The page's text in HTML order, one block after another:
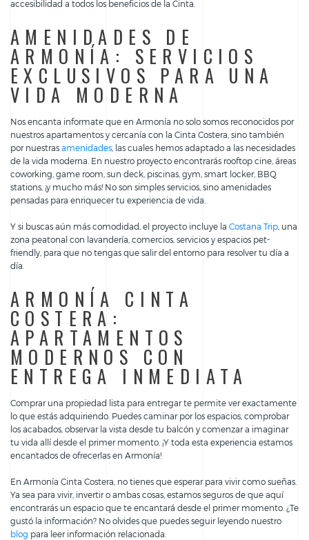
accesibilidad a todos los beneficios de la Cinta.
AMENIDADES DE
ARMONÍA: SERVICIOS
EXCLUSIVOS PARA UNA
VIDA MODERNA
Nos encanta informate que en Armonía no solo somos reconocidos por
nuestros apartamentos y cercanía con la Cinta Costera, sino también
por nuestras amenidades , las cuales hemos adaptado a las necesidades
de la vida moderna. En nuestro proyecto encontrarás rooftop cine, áreas
coworking, game room, sun deck, piscinas, gym, smart locker, BBQ
stations, ¡y mucho más! No son simples servicios, sino amenidades
pensadas para enriquecer tu experiencia de vida.
Y si buscas aún más comodidad, el proyecto incluye la Costana Trip , una
zona peatonal con lavandería, comercios, servicios y espacios pet-
friendly, para que no tengas que salir del entorno para resolver tu día a
día.
ARMONÍA CINTA
COSTERA:
APARTAMENTOS
MODERNOS CON
ENTREGA INMEDIATA
Comprar una propiedad lista para entregar te permite ver exactamente
lo que estás adquiriendo. Puedes caminar por los espacios, comprobar
los acabados, observar la vista desde tu balcón y comenzar a imaginar
tu vida allí desde el primer momento. ¡Y toda esta experiencia estamos
encantados de ofrecerlas en Armonía!
En Armonía Cinta Costera, no tienes que esperar para vivir como sueñas.
Ya sea para vivir, invertir o ambas cosas, estamos seguros de que aquí
encontrarás un espacio que te encantará desde el primer momento. ¿Te
gustó la información? No olvides que puedes seguir leyendo nuestro
blog para leer información relacionada.